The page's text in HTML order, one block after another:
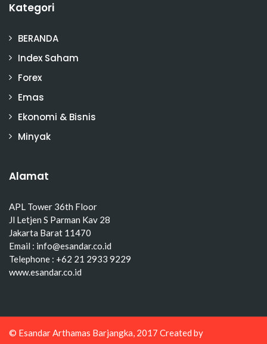
Kategori
BERANDA
Index Saham
Forex
Emas
Ekonomi & Bisnis
Minyak
Alamat
APL Tower 36th Floor
Jl Letjen S Parman Kav 28
Jakarta Barat 11470
Email : info@esandar.co.id
Telephone : +62 21 2933 9229
www.esandar.co.id
© Esandar Arthamas Barjangka, 2017 Created by